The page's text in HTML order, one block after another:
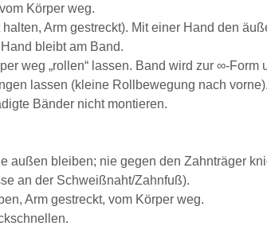
Körper weg.
Arm gestreckt). Mit einer Hand den
bleibt am Band.
weg „rollen“ lassen. Band wird zur ∞-Form
lassen (kleine Rollbewegung nach
Bänder nicht montieren.
außen bleiben; nie gegen den Zahnträger
an der Schweißnaht/Zahnfuß).
Arm gestreckt, vom Körper weg.